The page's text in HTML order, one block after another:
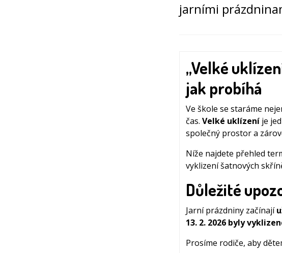
jarními
„Velké
jak probíhá
Ve škole se staráme
čas. Velké uklízení je
společný prostor a
Níže najdete přehled
vyklizení šatnových
Důležité
Jarní prázdniny začínají
13. 2. 2026 byly
Prosíme rodiče, aby